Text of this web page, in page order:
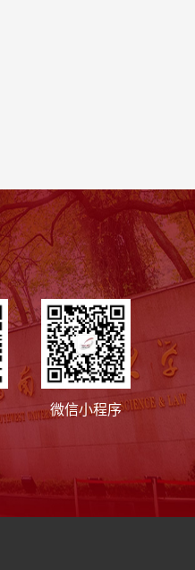
微信小程序